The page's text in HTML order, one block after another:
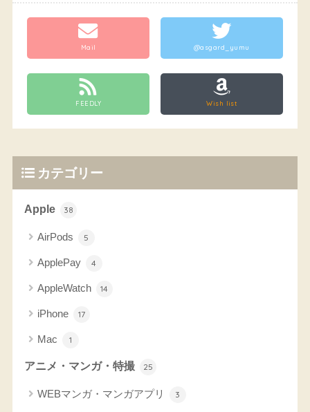
Mail @asgard_yumu
FEEDLY Wish list
カテゴリー
Apple 38
AirPods 5
ApplePay 4
AppleWatch 14
iPhone 17
Mac 1
アニメ・マンガ・特撮 25
WEBマンガ・マンガアプリ 3